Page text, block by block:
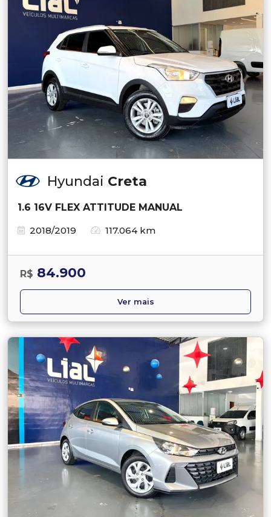
Hyundai Creta
1.6 16V FLEX ATTITUDE MANUAL
2018/2019
117.064 km
R$ 84.900
Ver mais